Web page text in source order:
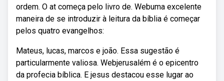
ordem. O at começa pelo livro de. Webuma excelente
maneira de se introduzir à leitura da bíblia é começar
pelos quatro evangelhos:
Mateus, lucas, marcos e joão. Essa sugestão é
particularmente valiosa. Webjerusalém é o epicentro
da profecia bíblica. E jesus destacou esse lugar ao